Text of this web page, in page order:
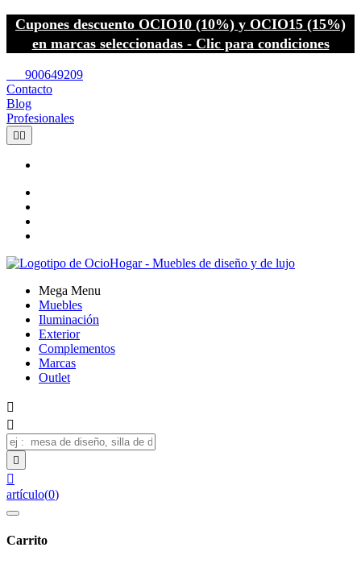
Cupones descuento OCIO10 (10%) y OCIO15 (15%)
en marcas seleccionadas - Clic para condiciones
900649209
Contacto
Blog
Profesionales
 
Mega Menu
Muebles
Iluminación
Exterior
Complementos
Marcas
Outlet




artículo(0)
Carrito